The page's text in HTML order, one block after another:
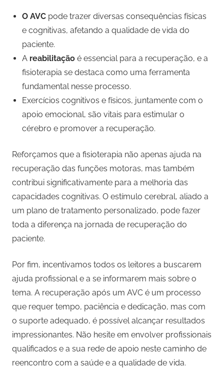
O AVC pode trazer diversas consequências físicas
e cognitivas, afetando a qualidade de vida do
paciente.
A reabilitação é essencial para a recuperação, e a
fisioterapia se destaca como uma ferramenta
fundamental nesse processo.
Exercícios cognitivos e físicos, juntamente com o
apoio emocional, são vitais para estimular o
cérebro e promover a recuperação.
Reforçamos que a fisioterapia não apenas ajuda na
recuperação das funções motoras, mas também
contribui significativamente para a melhoria das
capacidades cognitivas. O estímulo cerebral, aliado a
um plano de tratamento personalizado, pode fazer
toda a diferença na jornada de recuperação do
paciente.
Por fim, incentivamos todos os leitores a buscarem
ajuda profissional e a se informarem mais sobre o
tema. A recuperação após um AVC é um processo
que requer tempo, paciência e dedicação, mas com
o suporte adequado, é possível alcançar resultados
impressionantes. Não hesite em envolver profissionais
qualificados e a sua rede de apoio neste caminho de
reencontro com a saúde e a qualidade de vida.